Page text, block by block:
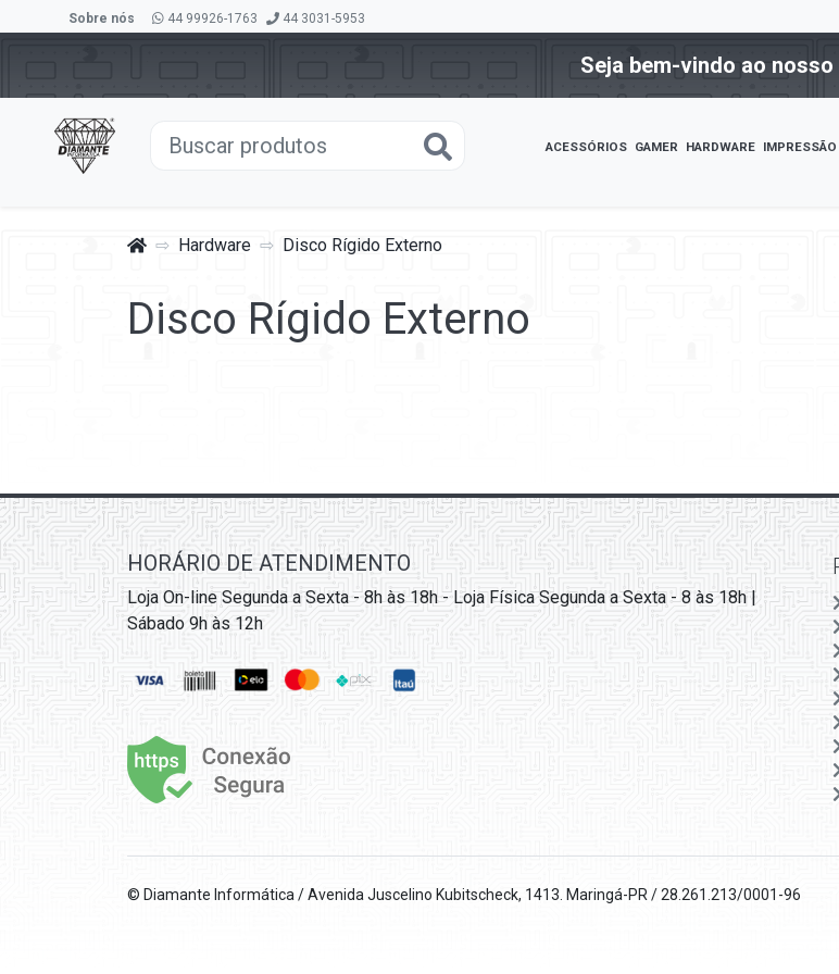
Seja bem-vindo ao nosso
Sobre nós 44 99926-1763 44 3031-5953
ACESSÓRIOS
GAMER HARDWARE IMPRESSÃO
Hardware Disco Rígido Externo
Disco Rígido Externo
HORÁRIO DE ATENDIMENTO
Loja On-line Segunda a Sexta - 8h às 18h - Loja Física Segunda a Sexta - 8 às 18h |
Sábado 9h às 12h
© Diamante Informática / Avenida Juscelino Kubitscheck, 1413. Maringá-PR / 28.261.213/0001-96